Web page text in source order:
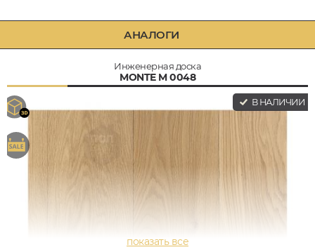
АНАЛОГИ
Инженерная доска
MONTE M 0048
В НАЛИЧИИ